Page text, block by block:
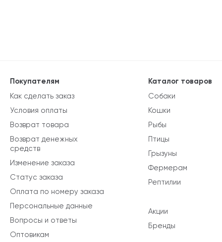
Каталог товаров
Собаки
Кошки
Рыбы
Птицы
Грызуны
Фермерам
Рептилии
Акции
Бренды
Покупателям
Как сделать заказ
Условия оплаты
Возврат товара
Возврат денежных
средств
Изменение заказа
Статус заказа
Оплата по номеру заказа
Персональные данные
Вопросы и ответы
Оптовикам